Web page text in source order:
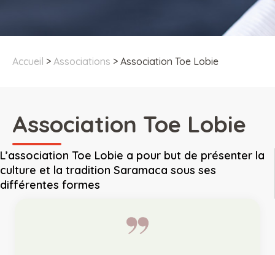
Accueil > Associations > Association Toe Lobie
Association Toe Lobie
L’association Toe Lobie a pour but de présenter la
culture et la tradition Saramaca sous ses
différentes formes